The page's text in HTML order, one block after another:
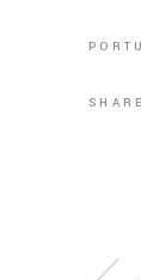
SHARE